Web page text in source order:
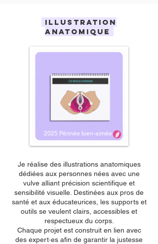
Illustration
ANATOMIQUE
2025 Périnée bien-aimée
Je réalise des illustrations anatomiques
dédiées aux personnes nées avec une
vulve alliant précision scientifique et
sensibilité visuelle. Destinées aux pros de
santé et aux éducateurices, les supports et
outils se veulent clairs, accessibles et
respectueux du corps.
Chaque projet est construit en lien avec
des expert·es afin de garantir la justesse